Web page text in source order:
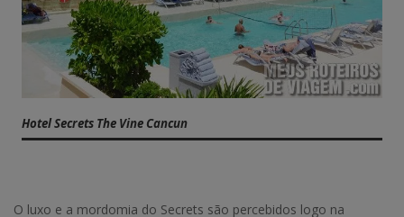
Hotel Secrets The Vine Cancun
O luxo e a mordomia do Secrets são percebidos logo na